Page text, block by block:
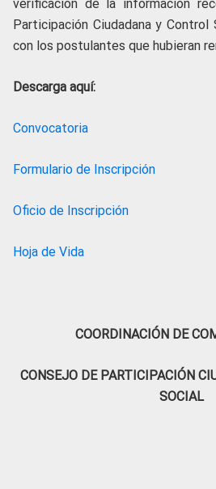
verificación de la información
Participación Ciudadana y
con los postulantes que hubieran
Descarga aquí:
Convocatoria
Formulario de Inscripción
Oficio de Inscripción
Hoja de Vida
COORDINACIÓN DE
CONSEJO DE PARTICIPACIÓN
SOCIAL